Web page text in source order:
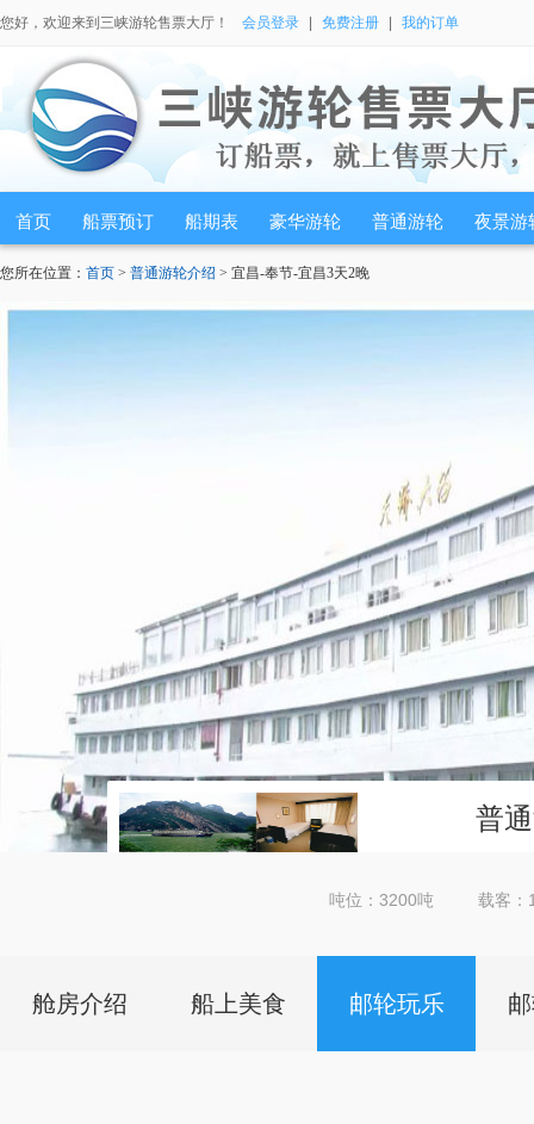
您好，欢迎来到三峡游轮售票大厅！ 会员登录 免费注册 我的订单
首页 船票预订 船期表 豪华游轮 普通游轮 夜景游
您所在位置： 首页 > 普通游轮介绍 > 宜昌-奉节-宜昌3天2晚
普
吨位：3200吨 载客：
舱房介绍 船上美食 邮轮玩乐